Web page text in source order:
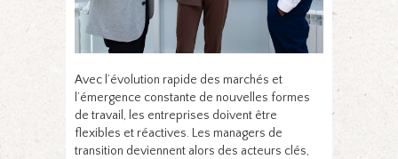
Avec l’évolution rapide des marchés et
l’émergence constante de nouvelles formes
de travail, les entreprises doivent être
flexibles et réactives. Les managers de
transition deviennent alors des acteurs clés,